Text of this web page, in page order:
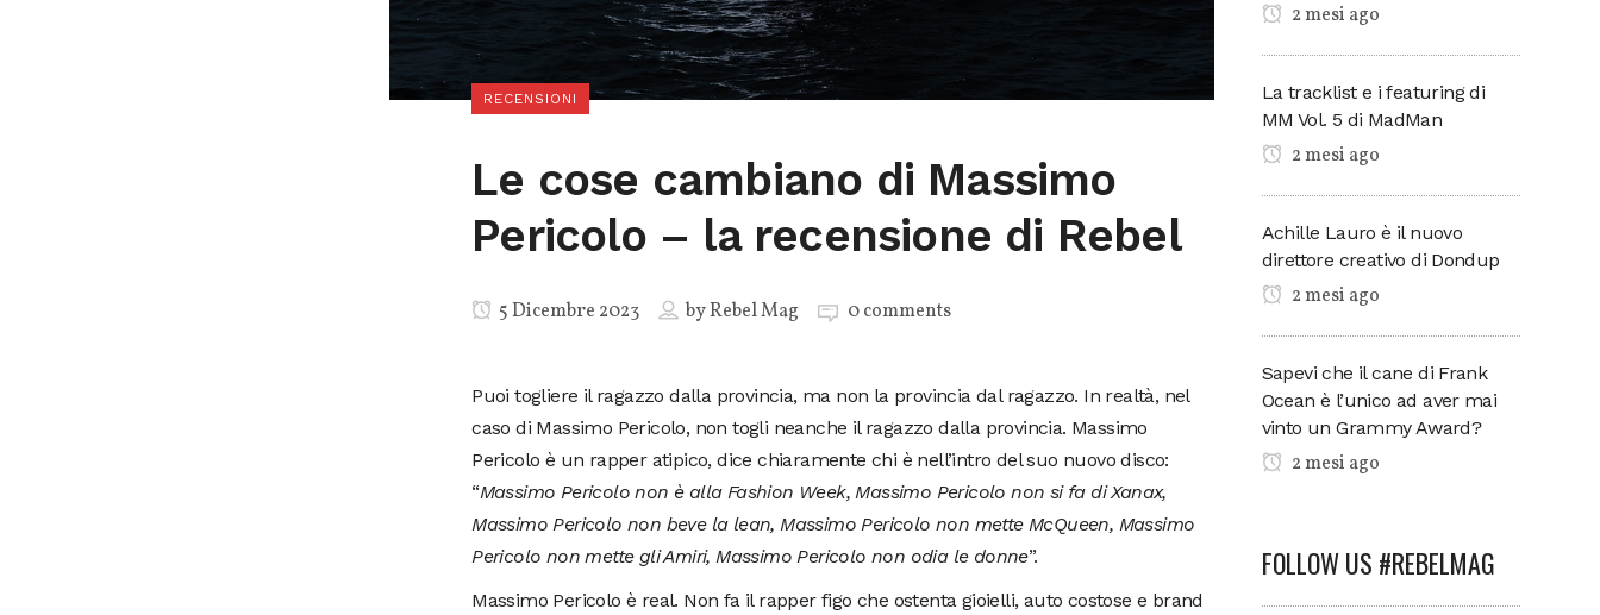
RECENSIONI
Le cose cambiano di Massimo
Pericolo – la recensione di Rebel
5 Dicembre 2023 byRebel Mag 0 comments
Puoi togliere il ragazzo dalla provincia, ma non la provincia dal ragazzo. In realtà, nel
caso di Massimo Pericolo, non togli neanche il ragazzo dalla provincia. Massimo
Pericolo è un rapper atipico, dice chiaramente chi è nell’intro del suo nuovo disco:
“Massimo Pericolo non è alla Fashion Week, Massimo Pericolo non si fa di Xanax,
Massimo Pericolo non beve la lean, Massimo Pericolo non mette McQueen, Massimo
Pericolo non mette gli Amiri, Massimo Pericolo non odia le donne”.
Massimo Pericolo è real. Non fa il rapper figo che ostenta gioielli, auto costose e brand
2 mesi ago
La tracklist e i featuring di
MM Vol. 5 di MadMan
2 mesi ago
Achille Lauro è il nuovo
direttore creativo di Dondup
2 mesi ago
Sapevi che il cane di Frank
Ocean è l’unico ad aver mai
vinto un Grammy Award?
2 mesi ago
FOLLOW US #REBELMAG